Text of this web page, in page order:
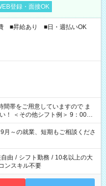
登録・面接OK
■昇給あり ■日・週払いOK
間帯をご用意していますので ま
00～
ど！その他のお時間もOKで
～の就業、短期もご相談くださ
由 / シフト勤務 / 10名以上の大
ンスキル不要